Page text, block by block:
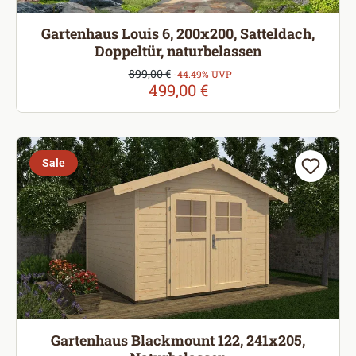
Gartenhaus Louis 6, 200x200, Satteldach,
Doppeltür, naturbelassen
Verkaufspreis:
499,00 €
Regulärer Preis:
899,00 € -44.49% UVP
Sale
Gartenhaus Blackmount 122, 241x205,